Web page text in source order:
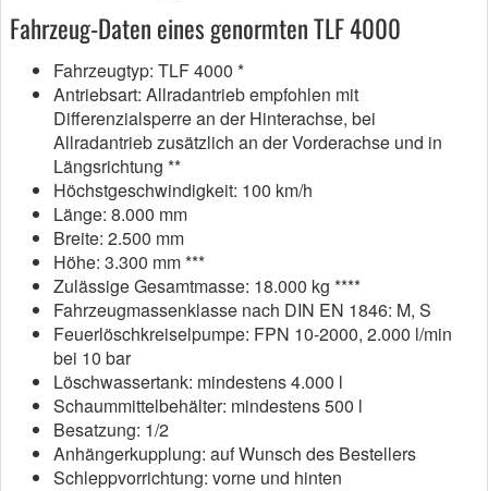
Fahrzeug-Daten eines genormten TLF 4000
Fahrzeugtyp: TLF 4000 *
Antriebsart: Allradantrieb empfohlen mit
Differenzialsperre an der Hinterachse, bei
Allradantrieb zusätzlich an der Vorderachse und in
Längsrichtung **
Höchstgeschwindigkeit: 100 km/h
Länge: 8.000 mm
Breite: 2.500 mm
Höhe: 3.300 mm ***
Zulässige Gesamtmasse: 18.000 kg ****
Fahrzeugmassenklasse nach DIN EN 1846: M, S
Feuerlöschkreiselpumpe: FPN 10-2000, 2.000 l/min
bei 10 bar
Löschwassertank: mindestens 4.000 l
Schaummittelbehälter: mindestens 500 l
Besatzung: 1/2
Anhängerkupplung: auf Wunsch des Bestellers
Schleppvorrichtung: vorne und hinten